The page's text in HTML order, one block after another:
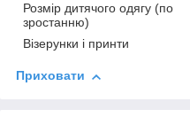
Розмір дитячого одягу (по
зростанню)
Візерунки і принти
Приховати